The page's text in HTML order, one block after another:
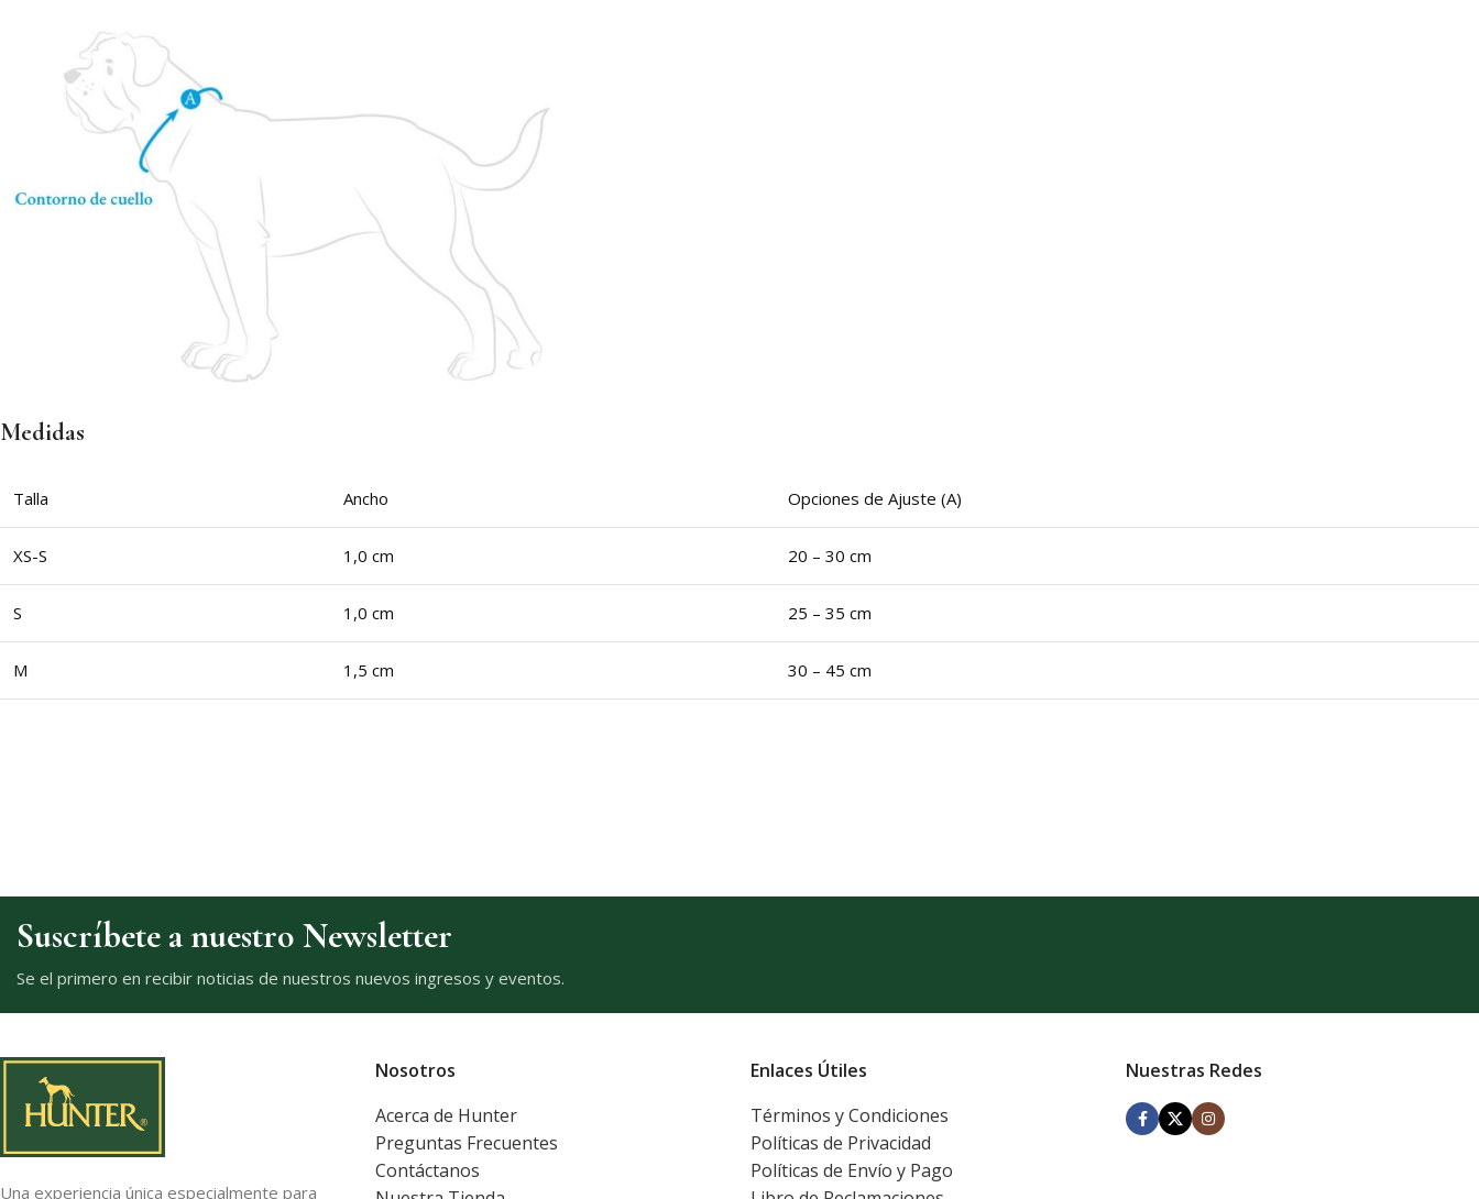
Medidas
Talla Ancho Opciones de Ajuste (A)
XS-S 1,0 cm 20 – 30 cm
S 1,0 cm 25 – 35 cm
M 1,5 cm 30 – 45 cm
Suscríbete a nuestro Newsletter
Se el primero en recibir noticias de nuestros nuevos ingresos y eventos.
Una experiencia única especialmente para
Nosotros
Acerca de Hunter
Preguntas Frecuentes
Contáctanos
Enlaces Útiles
Términos y Condiciones
Políticas de Privacidad
Políticas de Envío y Pago
Nuestras Redes